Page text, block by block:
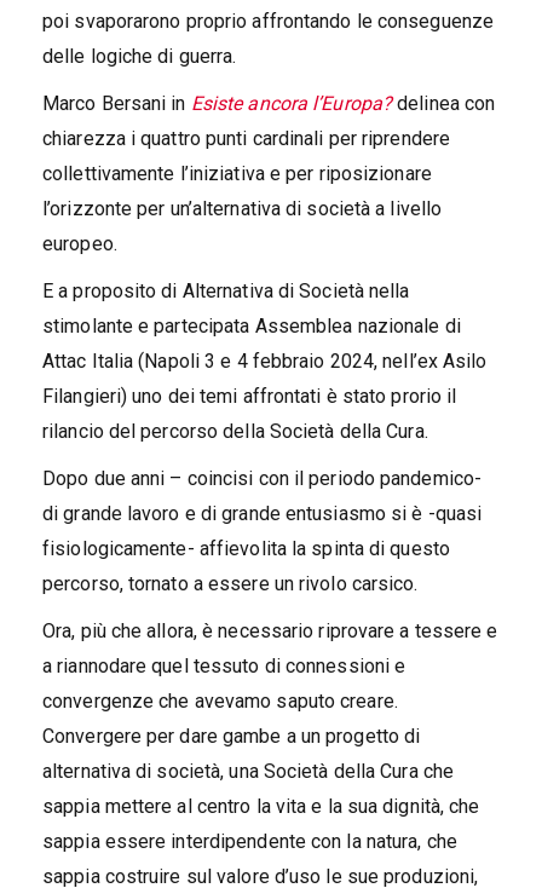
poi svaporarono proprio affrontando le conseguenze
delle logiche di guerra.
Marco Bersani in Esiste ancora l’Europa?delinea con
chiarezza i quattro punti cardinali per riprendere
collettivamente l’iniziativa e per riposizionare
l’orizzonte per un’alternativa di società a livello
europeo.
E a proposito di Alternativa di Società nella
stimolante e partecipata Assemblea nazionale di
Attac Italia (Napoli 3 e 4 febbraio 2024, nell’ex Asilo
Filangieri) uno dei temi affrontati è stato prorio il
rilancio del percorso della Società della Cura.
Dopo due anni – coincisi con il periodo pandemico-
di grande lavoro e di grande entusiasmo si è -quasi
fisiologicamente- affievolita la spinta di questo
percorso, tornato a essere un rivolo carsico.
Ora, più che allora, è necessario riprovare a tessere e
a riannodare quel tessuto di connessioni e
convergenze che avevamo saputo creare.
Convergere per dare gambe a un progetto di
alternativa di società, una Società della Cura che
sappia mettere al centro la vita e la sua dignità, che
sappia essere interdipendente con la natura, che
sappia costruire sul valore d’uso le sue produzioni,